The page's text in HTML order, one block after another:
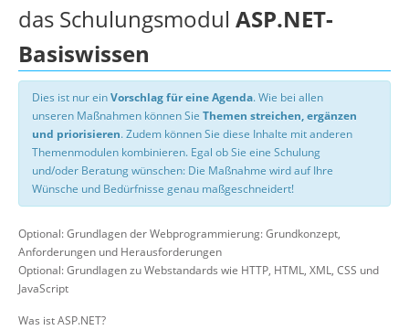
das Schulungsmodul ASP.NET-
Basiswissen
Dies ist nur einVorschlag für eine Agenda. Wie bei allen
unseren Maßnahmen können Sie Themen streichen, ergänzen
und priorisieren. Zudem können Sie diese Inhalte mit anderen
Themenmodulen kombinieren. Egal ob Sie eine Schulung
und/oder Beratung wünschen: Die Maßnahme wird auf Ihre
Wünsche und Bedürfnisse genau maßgeschneidert!
Optional: Grundlagen der Webprogrammierung: Grundkonzept,
Anforderungen und Herausforderungen
Optional: Grundlagen zu Webstandards wie HTTP, HTML, XML, CSS und
JavaScript
Was ist ASP.NET?